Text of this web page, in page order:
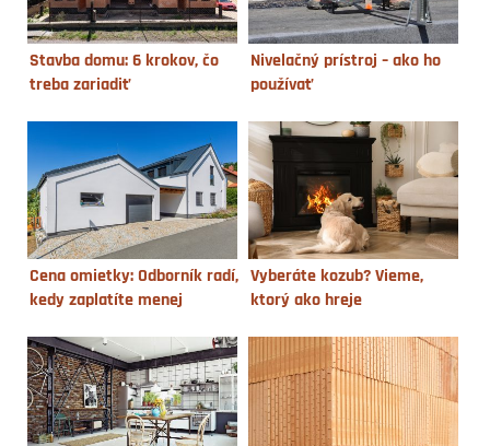
Stavba domu: 6 krokov, čo
treba zariadiť
Nivelačný prístroj – ako ho
používať
Cena omietky: Odborník radí,
kedy zaplatíte menej
Vyberáte kozub? Vieme,
ktorý ako hreje